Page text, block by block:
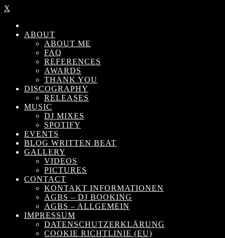
X
ABOUT
ABOUT ME
FAQ
REFERENCES
AWARDS
THANK YOU
DISCOGRAPHY
RELEASES
MUSIC
DJ MIXES
SPOTIFY
EVENTS
BLOG WRITTEN BEAT
GALLERY
VIDEOS
PICTURES
CONTACT
KONTAKT INFORMATIONEN
AGBS – DJ BOOKING
AGBS – ALLGEMEIN
IMPRESSUM
DATENSCHUTZERKLÄRUNG
COOKIE RICHTLINIE (EU)